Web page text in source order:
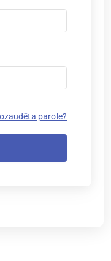
parole?